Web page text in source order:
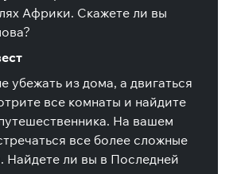
Африки. Скажете ли вы
убежать из дома, а двигаться
все комнаты и найдите
На вашем
все более сложные
Найдете ли вы в Последней